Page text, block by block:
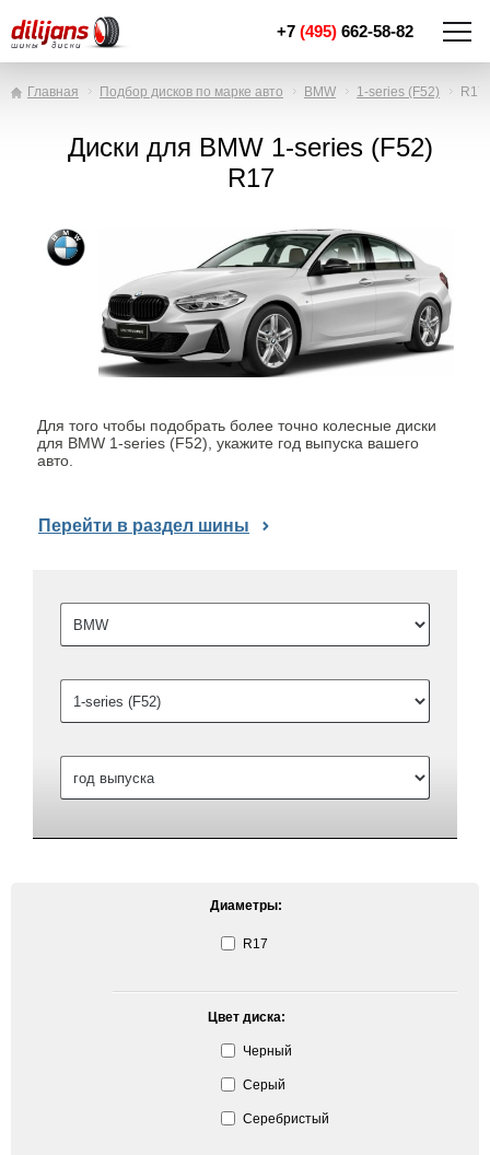
+7 (495) 662-58-82
Главная Подбор дисков по марке авто BMW 1-series (F52) R17
Диски для BMW 1-series (F52)
R17
Для того чтобы подобрать более точно колесные диски
для BMW 1-series (F52), укажите год выпуска вашего
авто.
Перейти в раздел шины
Диаметры:
R17
Цвет диска:
Черный
Серый
Серебристый